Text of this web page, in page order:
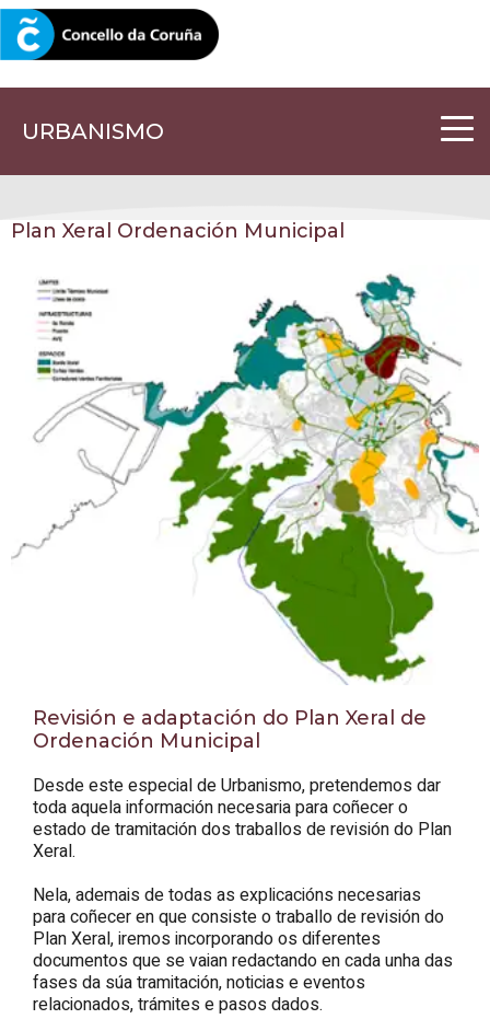
URBANISMO
CORUNA.GAL
Plan Xeral Ordenación Municipal
Revisión e adaptación do Plan Xeral de
Ordenación Municipal
Desde este especial de Urbanismo, pretendemos dar
toda aquela información necesaria para coñecer o
estado de tramitación dos traballos de revisión do Plan
Xeral.
Nela, ademais de todas as explicacións necesarias
para coñecer en que consiste o traballo de revisión do
Plan Xeral, iremos incorporando os diferentes
documentos que se vaian redactando en cada unha das
fases da súa tramitación, noticias e eventos
relacionados, trámites e pasos dados.